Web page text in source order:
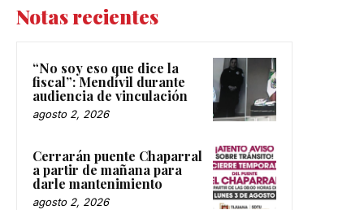
Notas recientes
“No soy eso que dice la
fiscal”: Mendívil durante
audiencia de vinculación
agosto 2, 2026
Cerrarán puente Chaparral
a partir de mañana para
darle mantenimiento
agosto 2, 2026